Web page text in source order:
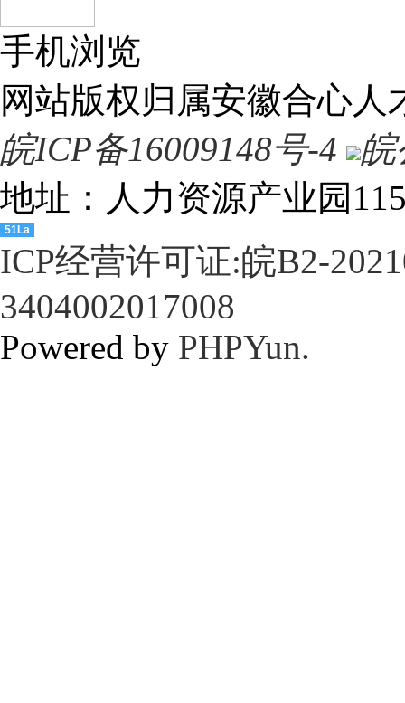
手机浏览
网站版权归属安徽合心
皖ICP备16009148号-4
皖
地址：人力资源产业园
51La
ICP经营许可证:皖B2-
3404002017008
Powered by PHPYun.